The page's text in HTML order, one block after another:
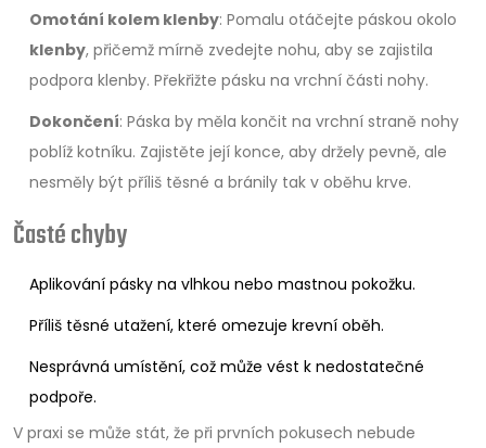
Omotání kolem klenby: Pomalu otáčejte páskou okolo
klenby, přičemž mírně zvedejte nohu, aby se zajistila
podpora klenby. Překřižte pásku na vrchní části nohy.
Dokončení: Páska by měla končit na vrchní straně nohy
poblíž kotníku. Zajistěte její konce, aby držely pevně, ale
nesměly být příliš těsné a bránily tak v oběhu krve.
Časté chyby
Aplikování pásky na vlhkou nebo mastnou pokožku.
Příliš těsné utažení, které omezuje krevní oběh.
Nesprávná umístění, což může vést k nedostatečné
podpoře.
V praxi se může stát, že při prvních pokusech nebude